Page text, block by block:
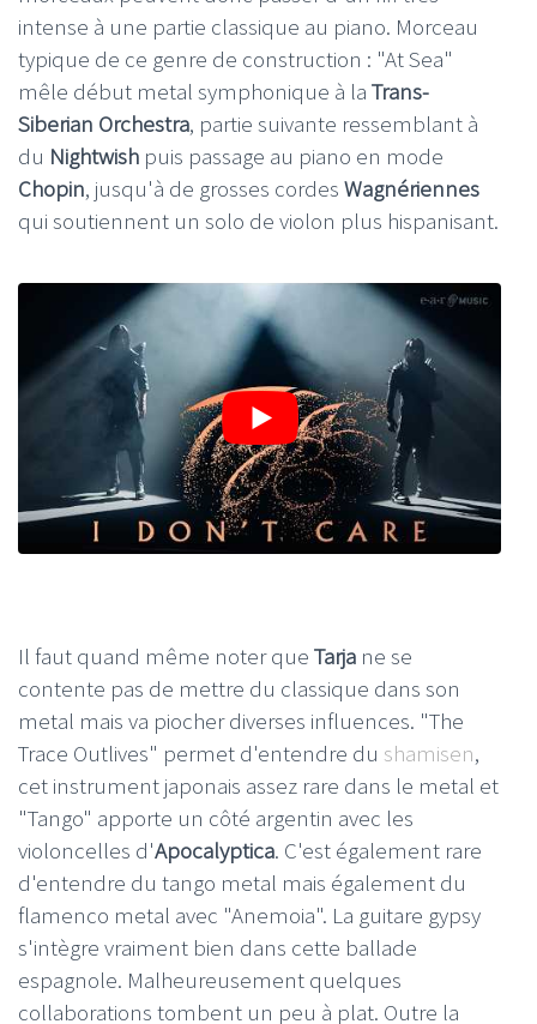
intense à une partie classique au piano. Morceau
typique de ce genre de construction : "At Sea"
mêle début metal symphonique à la Trans-
Siberian Orchestra, partie suivante ressemblant à
du Nightwish puis passage au piano en mode
Chopin, jusqu'à de grosses cordes Wagnériennes
qui soutiennent un solo de violon plus hispanisant.
Il faut quand même noter que Tarja ne se
contente pas de mettre du classique dans son
metal mais va piocher diverses influences. "The
Trace Outlives" permet d'entendre du shamisen,
cet instrument japonais assez rare dans le metal et
"Tango" apporte un côté argentin avec les
violoncelles d'Apocalyptica. C'est également rare
d'entendre du tango metal mais également du
flamenco metal avec "Anemoia". La guitare gypsy
s'intègre vraiment bien dans cette ballade
espagnole. Malheureusement quelques
collaborations tombent un peu à plat. Outre la